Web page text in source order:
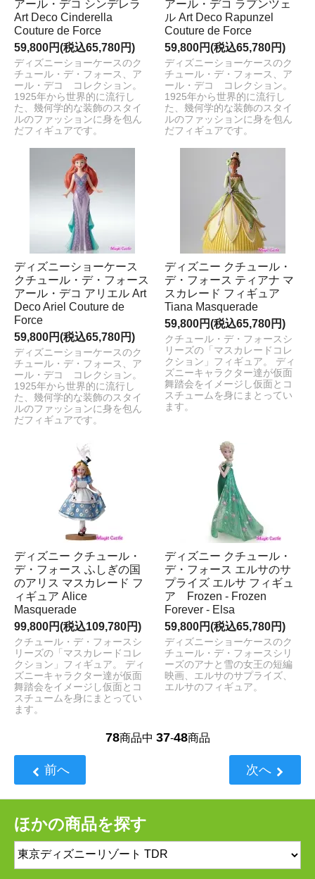
アール・デコ シンデレラ
Art Deco Cinderella
Couture de Force
59,800円(税込65,780円)
ディズニーショーケースのク
チュール・デ・フォース、ア
ール・デコ コレクション。
1925年から世界的に流行し
た、幾何学的な装飾のスタイ
ルのファッションに身を包ん
だフィギュアです。
アール・デコ ラプンツェ
ル Art Deco Rapunzel
Couture de Force
59,800円(税込65,780円)
ディズニーショーケースのク
チュール・デ・フォース、ア
ール・デコ コレクション。
1925年から世界的に流行し
た、幾何学的な装飾のスタイ
ルのファッションに身を包ん
だフィギュアです。
ディズニーショーケース
クチュール・デ・フォース
アール・デコ アリエル Art
Deco Ariel Couture de
Force
59,800円(税込65,780円)
ディズニーショーケースのク
チュール・デ・フォース、ア
ール・デコ コレクション。
1925年から世界的に流行し
た、幾何学的な装飾のスタイ
ルのファッションに身を包ん
だフィギュアです。
ディズニー クチュール・
デ・フォース ティアナ マ
スカレード フィギュア
Tiana Masquerade
59,800円(税込65,780円)
クチュール・デ・フォースシ
リーズの「マスカレードコレ
クション」フィギュア。 ディ
ズニーキャラクター達が仮面
舞踏会をイメージし仮面とコ
スチュームを身にまとってい
ます。
ディズニー クチュール・
デ・フォース ふしぎの国
のアリス マスカレード フ
ィギュア Alice
Masquerade
99,800円(税込109,780円)
クチュール・デ・フォースシ
リーズの「マスカレードコレ
クション」フィギュア。 ディ
ズニーキャラクター達が仮面
舞踏会をイメージし仮面とコ
スチュームを身にまとってい
ます。
ディズニー クチュール・
デ・フォース エルサのサ
プライズ エルサ フィギュ
ア Frozen - Frozen
Forever - Elsa
59,800円(税込65,780円)
ディズニーショーケースのク
チュール・デ・フォースシリ
ーズのアナと雪の女王の短編
映画、エルサのサプライズ、
エルサのフィギュア。
78商品中 37-48商品
前へ 次へ
ほかの商品を探す